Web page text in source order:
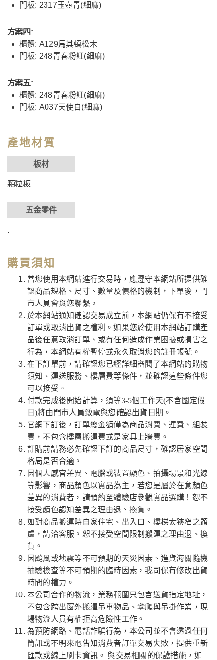
門板: 2317玉壺青(細麻)
方案四:
櫃體: A129馬其頓松木
門板: 248青春粉紅(細麻)
方案五:
櫃體: 248青春粉紅(細麻)
門板: A037天使白(細麻)
產地材質
板材
顆粒板
五金零件
.
購買須知
當您使用本網站進行交易時，應遵守本網站所提供確
認商品規格、尺寸、數量及價格的機制，下單後，門
市人員會與您聯繫。
於本網站通知確認交易成立前，本網站仍保有不接受
訂單或取消出貨之權利。如果您於使用本網站訂購產
品後任意取消訂單、或有任何造成作業困擾或損害之
行為，本網站有權暫停或永久取消您的註冊帳號。
在下訂單前，請確認您已經詳細審閱了本網站的購物
須知、運送服務、樓層費等條件，並確認這些條件您
可以接受。
付款完成後開始計算，須等3-5個工作天(不含國定假
日)將由門市人員致電與您確認出貨日期。
官網下訂後，訂單總金額僅為商品消費、運費、組裝
費，不包含樓層搬運費或是家具上牆費。
訂購前請務必先確認下訂的商品尺寸，確認居家空間
格局是否合適。
因個人感官差異、電腦或裝置顯色、拍攝場景和光線
等影響，商品顏色以實品為主，若您是屬於在意顏色
差異的消費者，請預約至體驗店參觀實品選購！恕不
接受顏色認知差異之理由退、換貨。
如對商品搬運時自家住宅、出入口、樓梯太狹窄之顧
慮，請洽客服。恕不接受空間限制搬運之理由退、換
貨。
因颱風或地震等不可預期的天災因素、進貨海關隨機
抽驗檢查等不可預期的臨時因素，我司保有修改出貨
時間的權力。
本公司合作的物流，業務範圍只包含送貨指定地址，
不包含跨出窗外搬運吊車物品、攀爬與吊掛作業，現
場物流人員有權拒高危險性工作。
為預防網路、電話詐騙行為，本公司並不會透過任何
簡訊或不明來電告知消費者訂單交易失敗，提供重新
匯款或線上刷卡資訊。 與交易相關的保護措施，如